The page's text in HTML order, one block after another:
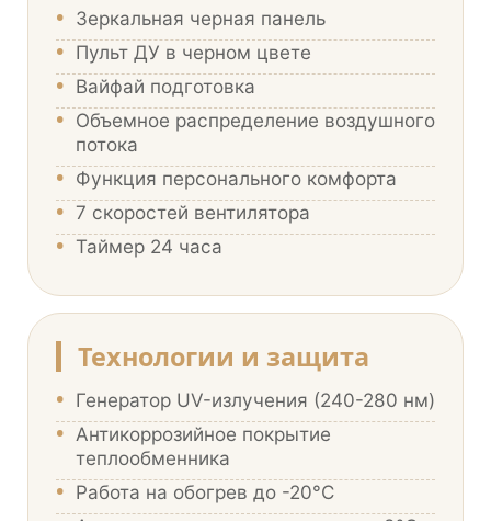
• Зеркальная черная панель
• Пульт ДУ в черном цвете
• Вайфай подготовка
• Объемное распределение воздушного
потока
• Функция персонального комфорта
• 7 скоростей вентилятора
• Таймер 24 часа
Технологии и защита
• Генератор UV-излучения (240-280 нм)
• Антикоррозийное покрытие
теплообменника
• Работа на обогрев до -20°C